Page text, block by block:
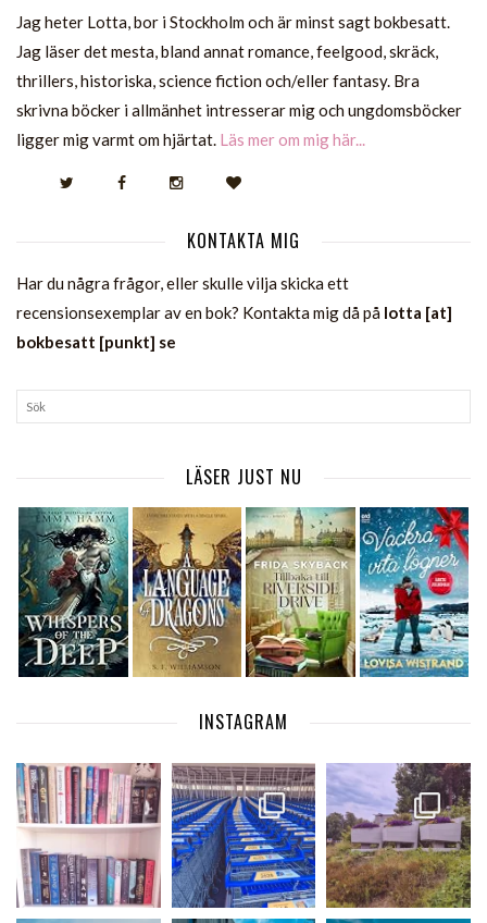
Jag heter Lotta, bor i Stockholm och är minst sagt bokbesatt.
Jag läser det mesta, bland annat romance, feelgood, skräck,
thrillers, historiska, science fiction och/eller fantasy. Bra
skrivna böcker i allmänhet intresserar mig och ungdomsböcker
ligger mig varmt om hjärtat. Läs mer om mig här...
KONTAKTA MIG
Har du några frågor, eller skulle vilja skicka ett
recensionsexemplar av en bok? Kontakta mig då på lotta [at]
bokbesatt [punkt] se
LÄSER JUST NU
INSTAGRAM